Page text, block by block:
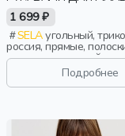
1 699 ₽
SELAугольный, трикотаж,
россия, прямые,
длинные, длинный
манжета, свободные,
воротник, эластичные,
дети
Подробнее